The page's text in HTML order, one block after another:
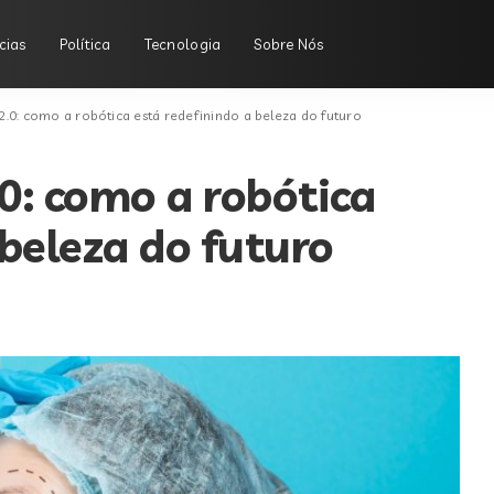
Política Tecnologia Sobre Nós
como a robótica está redefinindo a beleza do futuro
como a robótica
do futuro